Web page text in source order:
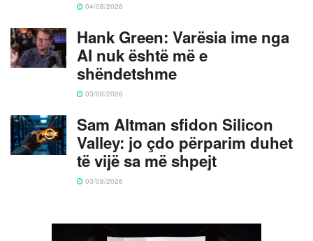
04/08/2026
Hank Green: Varësia ime nga
AI nuk është më e
shëndetshme
03/08/2026
Sam Altman sfidon Silicon
Valley: jo çdo përparim duhet
të vijë sa më shpejt
03/08/2026